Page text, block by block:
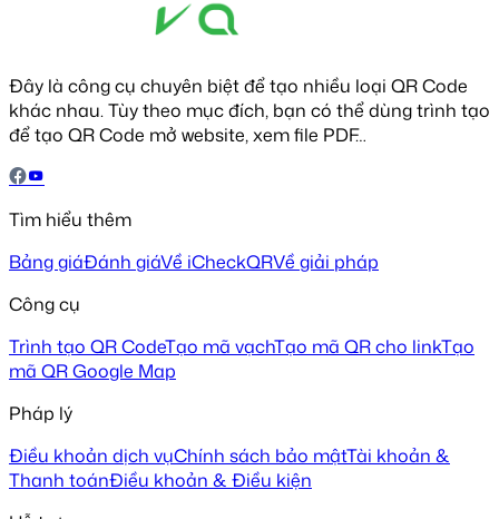
Đây là công cụ chuyên biệt để tạo nhiều loại QR Code
khác nhau. Tùy theo mục đích, bạn có thể dùng trình tạo
để tạo QR Code mở website, xem file PDF…
Tìm hiểu thêm
Bảng giáĐánh giáVề iCheckQRVề giải pháp
Công cụ
Trình tạo QR CodeTạo mã vạchTạo mã QR cho linkTạo
mã QR Google Map
Pháp lý
Điều khoản dịch vụChính sách bảo mậtTài khoản &
Thanh toánĐiều khoản & Điều kiện